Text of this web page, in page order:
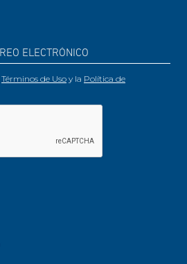
Términos de Uso y la Política de